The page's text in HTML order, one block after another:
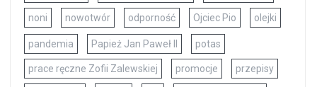
noni nowotwór odporność Ojciec Pio olejki
pandemia Papież Jan Paweł II potas
prace ręczne Zofii Zalewskiej promocje przepisy